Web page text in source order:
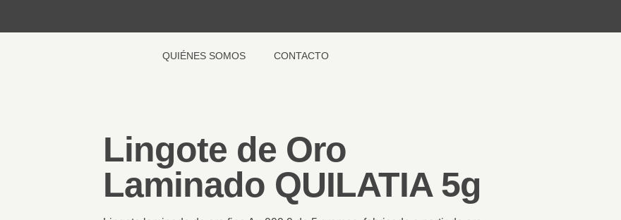
QUIÉNES SOMOS CONTACTO
Lingote de Oro
Laminado QUILATIA 5g